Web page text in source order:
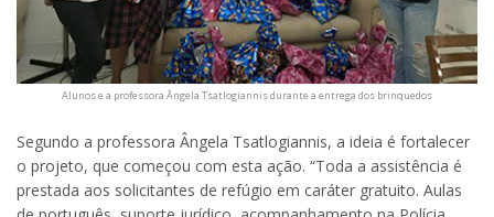
Alunos e a professora Ângela Tsatlogiannis durante a entrega dos brinquedos
Segundo a professora Ângela Tsatlogiannis, a ideia é fortalecer
o projeto, que começou com esta ação. “Toda a assistência é
prestada aos solicitantes de refúgio em caráter gratuito. Aulas